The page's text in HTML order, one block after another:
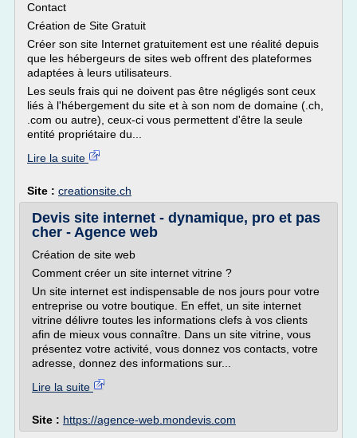
Contact
Création de Site Gratuit
Créer son site Internet gratuitement est une réalité depuis
que les hébergeurs de sites web offrent des plateformes
adaptées à leurs utilisateurs.
Les seuls frais qui ne doivent pas être négligés sont ceux
liés à l'hébergement du site et à son nom de domaine (.ch,
.com ou autre), ceux-ci vous permettent d'être la seule
entité propriétaire du...
Lire la suite
Site : creationsite.ch
Devis site internet - dynamique, pro et pas
cher - Agence web
Création de site web
Comment créer un site internet vitrine ?
Un site internet est indispensable de nos jours pour votre
entreprise ou votre boutique. En effet, un site internet
vitrine délivre toutes les informations clefs à vos clients
afin de mieux vous connaître. Dans un site vitrine, vous
présentez votre activité, vous donnez vos contacts, votre
adresse, donnez des informations sur...
Lire la suite
Site : https://agence-web.mondevis.com